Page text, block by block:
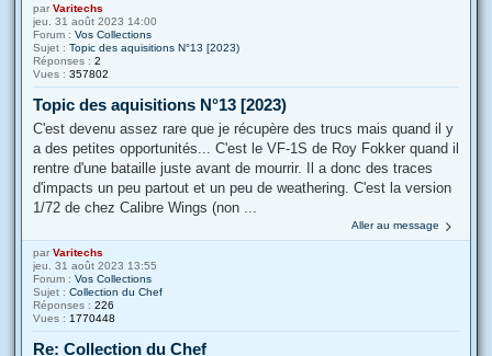
par Varitechs
jeu. 31 août 2023 14:00
Forum : Vos Collections
Sujet : Topic des aquisitions N°13 [2023)
Réponses : 2
Vues : 357802
Topic des aquisitions N°13 [2023)
C'est devenu assez rare que je récupère des trucs mais quand il y
a des petites opportunités... C'est le VF-1S de Roy Fokker quand il
rentre d'une bataille juste avant de mourrir. Il a donc des traces
d'impacts un peu partout et un peu de weathering. C'est la version
1/72 de chez Calibre Wings (non ...
Aller au message
par Varitechs
jeu. 31 août 2023 13:55
Forum : Vos Collections
Sujet : Collection du Chef
Réponses : 226
Vues : 1770448
Re: Collection du Chef